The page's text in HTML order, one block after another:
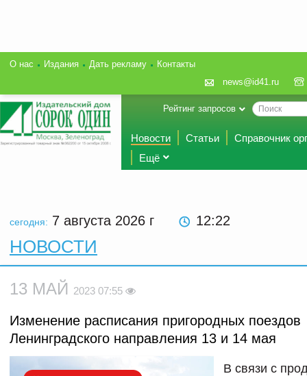
О нас Издания Дать рекламу
Контакты
news@id41.ru
Рейтинг запросов
Новости Статьи
Справочник
Ещё
сегодня: 7 августа 2026 г 12 22
НОВОСТИ
13 МАЙ 2023 07:55
Изменение расписания пригородных поездов
Ленинградского направления 13 и 14 мая
В связи с